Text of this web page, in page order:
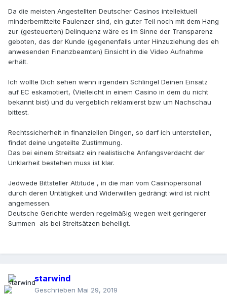
Da die meisten Angestellten Deutscher Casinos intellektuell
minderbemittelte Faulenzer sind, ein guter Teil noch mit dem Hang
zur (gesteuerten) Delinquenz wäre es im Sinne der Transparenz
geboten, das der Kunde (gegenenfalls unter Hinzuziehung des eh
anwesenden Finanzbeamten) Einsicht in die Video Aufnahme
erhält.
Ich wollte Dich sehen wenn irgendein Schlingel Deinen Einsatz
auf EC eskamotiert, (Vielleicht in einem Casino in dem du nicht
bekannt bist) und du vergeblich reklamierst bzw um Nachschau
bittest.
Rechtssicherheit in finanziellen Dingen, so darf ich unterstellen,
findet deine ungeteilte Zustimmung.
Das bei einem Streitsatz ein realistische Anfangsverdacht der
Unklarheit bestehen muss ist klar.
Jedwede Bittsteller Attitude , in die man vom Casinopersonal
durch deren Untätigkeit und Widerwillen gedrängt wird ist nicht
angemessen.
Deutsche Gerichte werden regelmäßig wegen weit geringerer
Summen als bei Streitsätzen behelligt.
starwind
Geschrieben Mai 29, 2019